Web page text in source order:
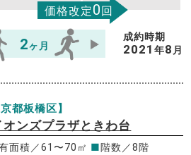
価格改定0回
2ヶ月
成約時期
2021 年8 月
京都板橋区】
オンズプラザときわ台
面積／61〜70㎡ ■階数／8階